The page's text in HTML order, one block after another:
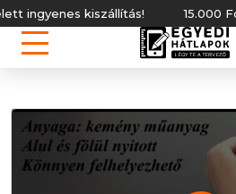
kiszállítás! 15.000